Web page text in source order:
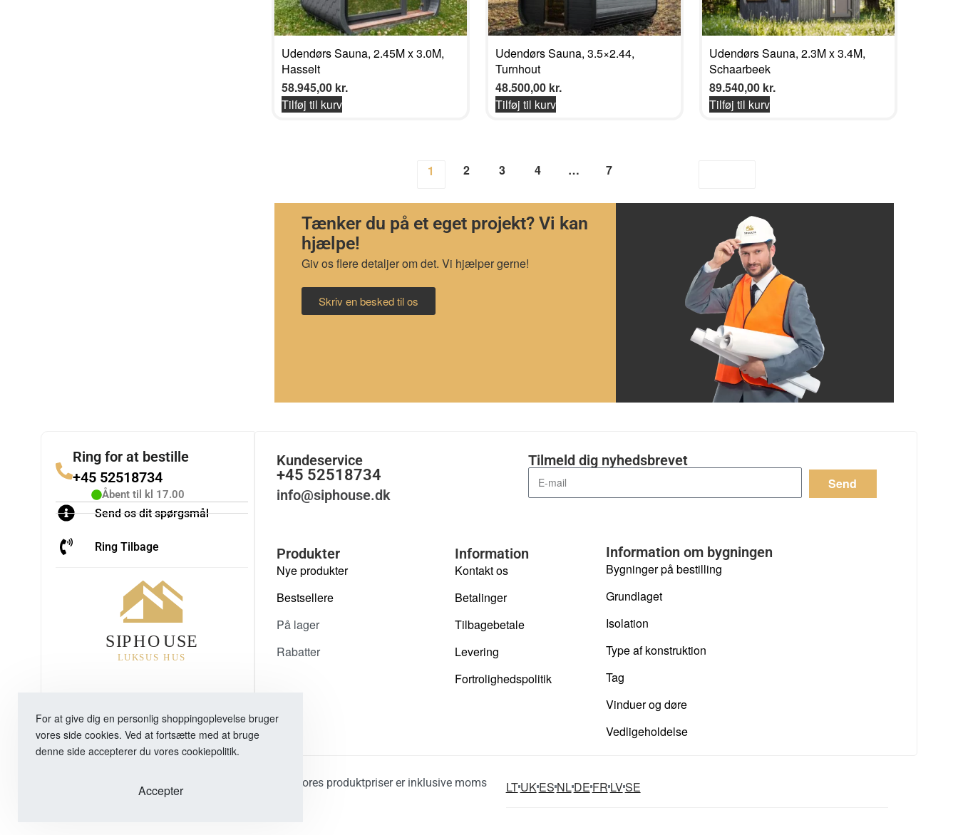
Udendørs Sauna, 2.45M x 3.0M,
Hasselt
58.945,00 kr.
Tilføj til kurv
Udendørs Sauna, 3.5×2.44,
Turnhout
48.500,00 kr.
Tilføj til kurv
Udendørs Sauna, 2.3M x 3.4M,
Schaarbeek
89.540,00 kr.
Tilføj til kurv
1 2 3 4 … 7
Tænker du på et eget projekt? Vi kan
hjælpe!
Giv os flere detaljer om det. Vi hjælper gerne!
Skriv en besked til os
Ring for at bestille
+45 52518734
Åbent til kl 17.00
Send os dit spørgsmål
Ring Tilbage
Kundeservice
+45 52518734
info@siphouse.dk
Tilmeld dig nyhedsbrevet
Send
Produkter
Nye produkter
Bestsellere
På lager
Rabatter
Information
Kontakt os
Betalinger
Tilbagebetale
Levering
Fortrolighedspolitik
Information om bygningen
Bygninger på bestilling
Grundlaget
Isolation
Type af konstruktion
Tag
Vinduer og døre
Vedligeholdelse
Alle vores produktpriser er inklusive moms LTUKESNLDEFRLVSE
For at give dig en personlig shoppingoplevelse bruger
vores side cookies. Ved at fortsætte med at bruge
denne side accepterer du vores cookiepolitik.
Accepter